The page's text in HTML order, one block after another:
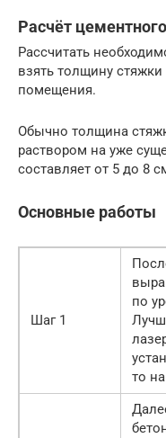
Расчёт
Рассчитать
взять толщину
помещения.
Обычно толщина
раствором на уже
составляет от 5 до 8
Основные работы
Шаг 1
по
то